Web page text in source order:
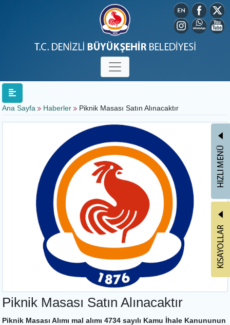
Ana Sayfa Haberler Piknik Masası Satın Alınacaktır
Piknik Masası Satın Alınacaktır
Piknik Masası Alımı mal alımı 4734 sayılı Kamu İhale Kanununun